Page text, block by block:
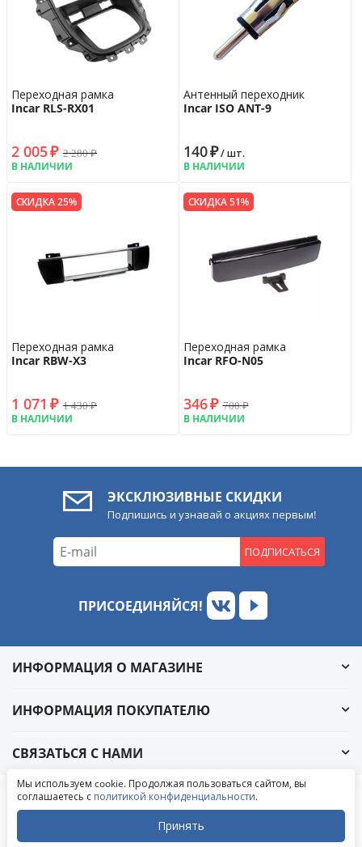
Переходная рамка
Incar RLS-RX01
2 005₽ 2 280₽
В НАЛИЧИИ
Антенный переходник
Incar ISO ANT-9
140₽/ шт.
В НАЛИЧИИ
СКИДКА 25%
Переходная рамка
Incar RBW-X3
1 071 ₽ 1 430₽
В НАЛИЧИИ
СКИДКА 51%
Переходная рамка
Incar RFO-N05
346₽ 700₽
В НАЛИЧИИ
ЭКСКЛЮЗИВНЫЕ СКИДКИ
Подпишись и узнавай о акциях первым!
ПОДПИСАТЬСЯ
ПРИСОЕДИНЯЙСЯ!
ИНФОРМАЦИЯ О МАГАЗИНЕ
ИНФОРМАЦИЯ ПОКУПАТЕЛЮ
СВЯЗАТЬСЯ С НАМИ
© 2004-2026 «УралАвтоСаунд»
Написать в ВКонтакте
Написать в MAX
Мы используем cookie. Продолжая пользоваться сайтом, вы
соглашаетесь с политикой конфиденциальности.
Принять